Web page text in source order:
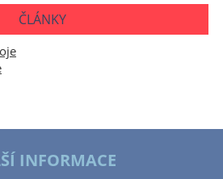
ČLÁNKY
INFORMACE